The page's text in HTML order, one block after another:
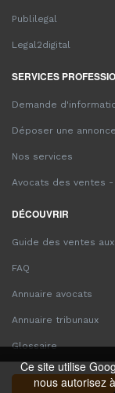
Ce site utilise
nous autorisez
Publilegal
Legal2digital
SERVICES
Demande
Déposer une annonce
Nos services
Avocats des ventes
DÉCOUVRIR
Guide des ventes
FAQ
Annuaire avocats
Annuaire tribunaux
Glossaire